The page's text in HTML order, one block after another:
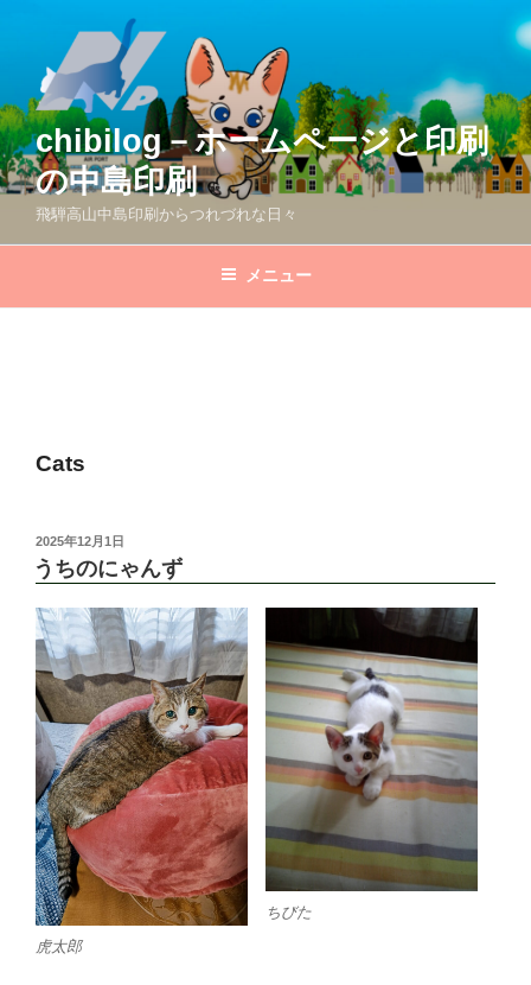
ン
ツ
へ
ス
ッ
chibilog－ホームページと印刷
の中島印刷
飛騨高山中島印刷からつれづれな日々
メニュー
Cats
投
稿
日:
2025年12月1日
うちのにゃんず
虎太郎
ちびた